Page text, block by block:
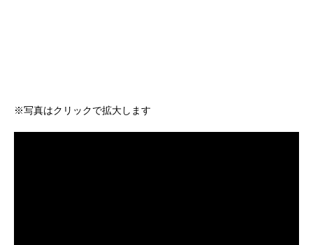
※写真はクリックで拡大します